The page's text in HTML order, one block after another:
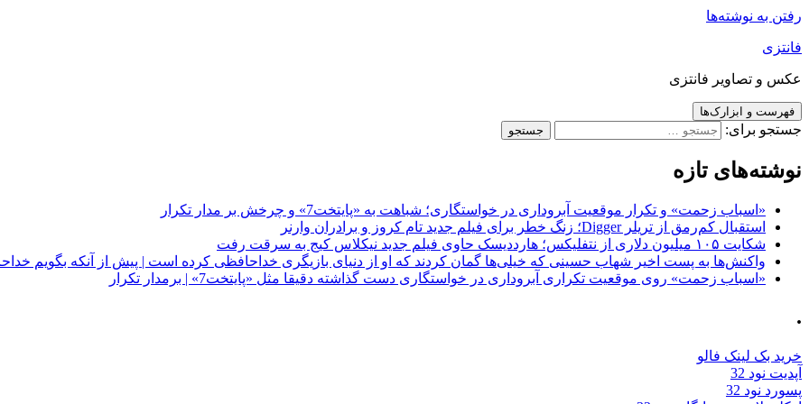
رفتن به نوشته‌ها
فانتزی
عکس و تصاویر فانتزی
فهرست و ابزارک‌ها
جستجو برای:
نوشته‌های تازه
«اسباب زحمت» و تکرار موقعیت آبروداری در خواستگاری؛ شباهت به «پایتخت7» و چرخش بر مدار تکرار
استقبال کم‌رمق از تریلر Digger؛ زنگ خطر برای فیلم جدید تام کروز و برادران وارنر
شکایت ۱۰۵ میلیون دلاری از نتفلیکس؛ هارددیسک حاوی فیلم جدید نیکلاس کیج به سرقت رفت
واکنش‌ها به پست اخیر شهاب حسینی که خیلی‌ها گمان کردند که او از دنیای بازیگری خداحافظی کرده است | پیش از آنکه بگویم
«اسباب زحمت» روی موقعیت تکراری آبروداری در خواستگاری دست گذاشته دقیقا مثل «پایتخت7» | برمدار تکرار
.
خرید بک لینک فالو
آپدیت نود 32
پسورد نود 32